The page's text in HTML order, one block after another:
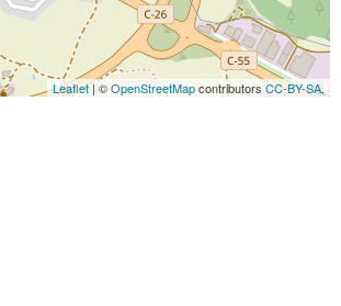
Leaflet| ©OpenStreetMapcontributors CC-BY-SA,